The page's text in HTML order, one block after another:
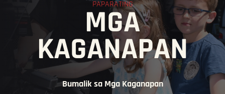
PAPARATING
MGA
KAGANAPAN
Bumalik sa Mga Kaganapan